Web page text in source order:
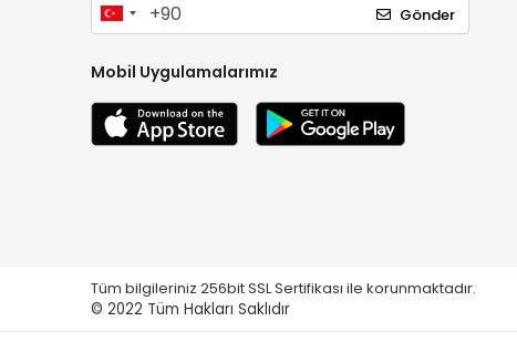
Gönder
Mobil Uygulamalarımız
Tüm bilgileriniz 256bit SSL Sertifikası ile korunmaktadır.
© 2022 Tüm Hakları Saklıdır